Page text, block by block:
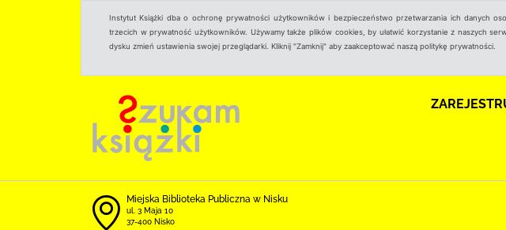
Instytut Książki dba o ochronę prywatności użytkowników i bezpieczeństwo przetwarzania ich danych
trzecich w prywatność użytkowników. Używamy także plików cookies, by ułatwić korzystanie z naszych
dysku zmień ustawienia swojej przeglądarki. Kliknij "Zamknij" aby zaakceptować naszą politykę prywatności.
Miejska Biblioteka Publiczna w Nisku
ul. 3 Maja 10
37-400 Nisko